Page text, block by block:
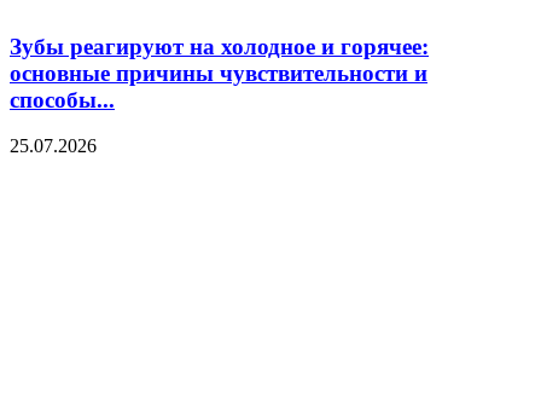
Зубы реагируют на холодное и горячее:
основные причины чувствительности и
способы...
25.07.2026